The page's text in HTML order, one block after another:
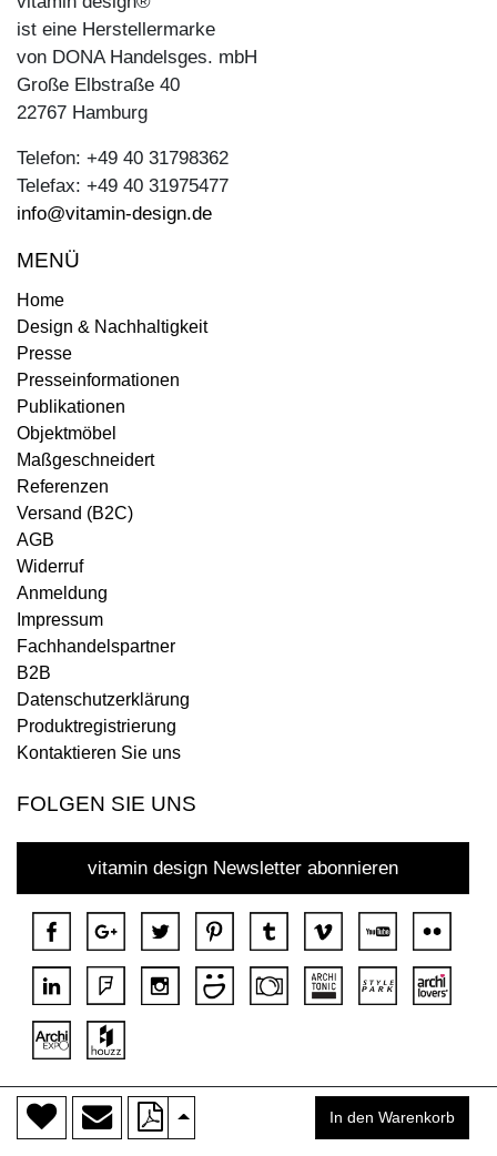
> In den Warenkorb
ist eine Herstellermarke
von DONA Handelsges. mbH
Große Elbstraße 40
22767 Hamburg
Telefon: +49 40 31798362
Telefax: +49 40 31975477
info@vitamin-design.de
MENÜ
Home
Design & Nachhaltigkeit
Presse
Presseinformationen
Publikationen
Objektmöbel
Maßgeschneidert
Referenzen
Versand (B2C)
AGB
Widerruf
Anmeldung
Impressum
Fachhandelspartner
B2B
Datenschutzerklärung
Produktregistrierung
Kontaktieren Sie uns
FOLGEN SIE UNS
vitamin design Newsletter abonnieren
Copyright © 2018 DONA Alle Rechte vorbehalten.